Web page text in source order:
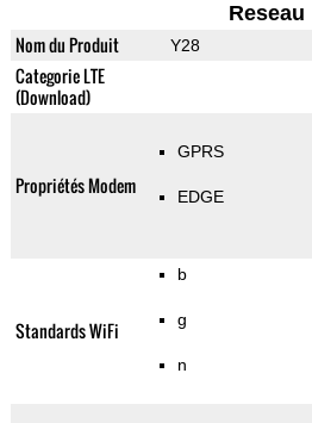
Reseau
Nom du Produit Y28
Categorie LTE
(Download)
Propriétés Modem
GPRS
EDGE
Standards WiFi
b
g
n